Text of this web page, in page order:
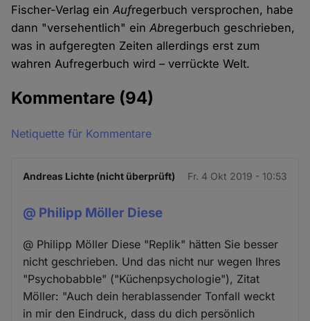
Fischer-Verlag einAufregerbuch versprochen, habe
dann "versehentlich" einAbregerbuch geschrieben,
was in aufgeregten Zeiten allerdings erst zum
wahren Aufregerbuch wird – verrückte Welt.
Kommentare (94)
Netiquette für Kommentare
Andreas Lichte (nicht überprüft) Fr. 4 Okt 2019 - 10:53
@ Philipp Möller Diese
@ Philipp Möller Diese "Replik" hätten Sie besser
nicht geschrieben. Und das nicht nur wegen Ihres
"Psychobabble" ("Küchenpsychologie"), Zitat
Möller: "Auch dein herablassender Tonfall weckt
in mir den Eindruck, dass du dich persönlich